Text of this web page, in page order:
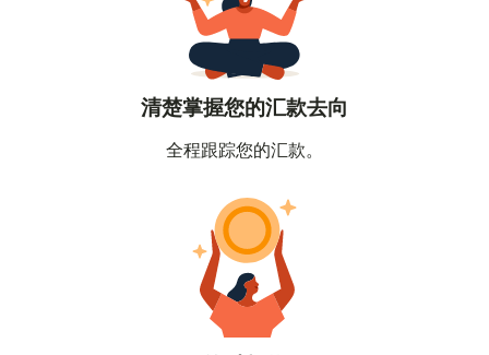
清楚掌握您的汇款去向
全程跟踪您的汇款。